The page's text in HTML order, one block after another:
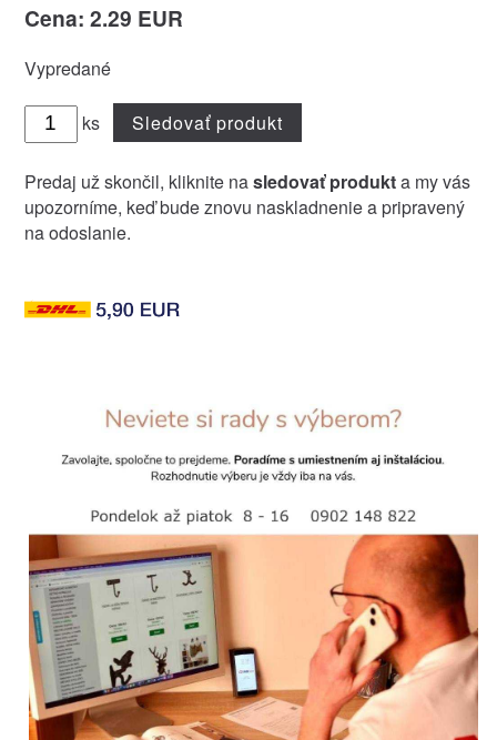
Cena: 2.29 EUR
Vypredané
ks Sledovať produkt
Predaj už skončil, kliknite nasledovať produkta my vás
upozorníme, keď bude znovu naskladnenie a pripravený
na odoslanie.